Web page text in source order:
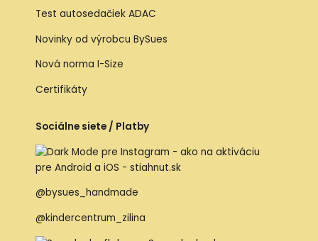
Test autosedačiek ADAC
Novinky od výrobcu BySues
Nová norma I-Size
Certifikáty
Sociálne siete / Platby
@bysues_handmade
@kindercentrum_zilina